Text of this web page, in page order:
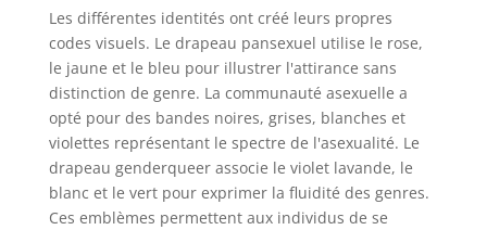
Les différentes identités ont créé leurs propres
codes visuels. Le drapeau pansexuel utilise le rose,
le jaune et le bleu pour illustrer l'attirance sans
distinction de genre. La communauté asexuelle a
opté pour des bandes noires, grises, blanches et
violettes représentant le spectre de l'asexualité. Le
drapeau genderqueer associe le violet lavande, le
blanc et le vert pour exprimer la fluidité des genres.
Ces emblèmes permettent aux individus de se